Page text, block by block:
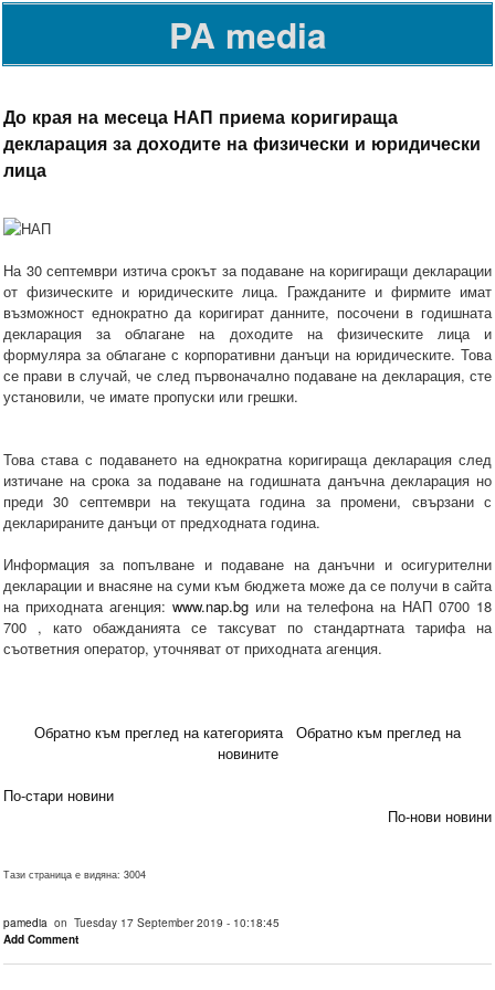
PA media
До края на месеца НАП приема коригираща
декларация за доходите на физически и юридически
лица
На 30 септември изтича срокът за подаване на коригиращи декларации
от физическите и юридическите лица. Гражданите и фирмите имат
възможност еднократно да коригират данните, посочени в годишната
декларация за облагане на доходите на физическите лица и
формуляра за облагане с корпоративни данъци на юридическите. Това
се прави в случай, че след първоначално подаване на декларация, сте
установили, че имате пропуски или грешки.
Това става с подаването на еднократна коригираща декларация след
изтичане на срока за подаване на годишната данъчна декларация но
преди 30 септември на текущата година за промени, свързани с
декларираните данъци от предходната година.
Информация за попълване и подаване на данъчни и осигурителни
декларации и внасяне на суми към бюджета може да се получи в сайта
на приходната агенция: www.nap.bgили на телефона на НАП 0700 18
700 , като обажданията се таксуват по стандартната тарифа на
съответния оператор, уточняват от приходната агенция.
Обратно към преглед на категорията
Обратно към преглед на
новините
По-стари новини
По-нови новини
Тази страница е видяна: 3004
pamedia on Tuesday 17 September 2019 - 10:18:45
Add Comment